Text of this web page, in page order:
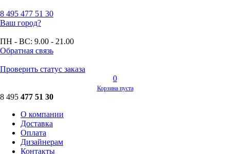
8 495 477 51 30
Ваш город?
ПН - ВС: 9.00 - 21.00
Обратная связь
Проверить статус заказа
0
Корзина пуста
8 495 477 51 30
О компании
Доставка
Оплата
Дизайнерам
Контакты